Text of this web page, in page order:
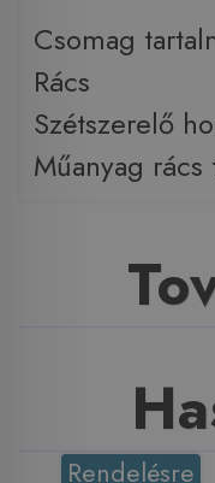
Csomag
Rács
Szétszerelő
Műanyag rács
Rendelésre